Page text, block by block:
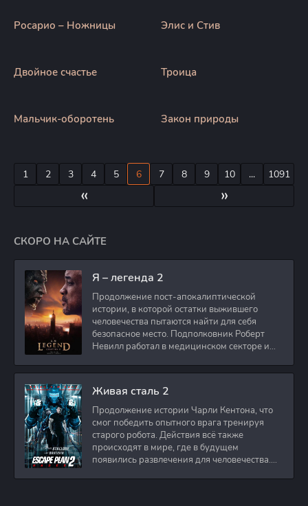
Росарио – Ножницы Элис и Стив
Двойное счастье Троица
Мальчик-оборотень Закон природы
«
1 2 3 4 5 6 7 8 9 10 ... 1091
»
СКОРО НА САЙТЕ
Я – легенда 2
Продолжение пост-апокалиптической
истории, в которой остатки выжившего
человечества пытаются найти для себя
безопасное место. Подполковник Роберт
Невилл работал в медицинском секторе и
Живая сталь 2
Продолжение истории Чарли Кентона, что
смог победить опытного врага тренируя
старого робота. Действия всё также
происходят в мире, где в будущем
появились развлечения для человечества.